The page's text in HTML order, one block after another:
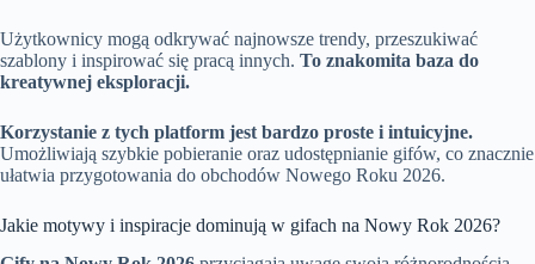
Użytkownicy mogą odkrywać najnowsze trendy, przeszukiwać
szablony i inspirować się pracą innych. To znakomita baza do
kreatywnej eksploracji.
Korzystanie z tych platform jest bardzo proste i intuicyjne.
Umożliwiają szybkie pobieranie oraz udostępnianie gifów, co znacznie
ułatwia przygotowania do obchodów Nowego Roku 2026.
Jakie motywy i inspiracje dominują w gifach na Nowy Rok 2026?